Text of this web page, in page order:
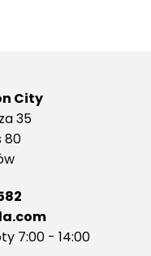
City
35
80
7:00 - 14:00